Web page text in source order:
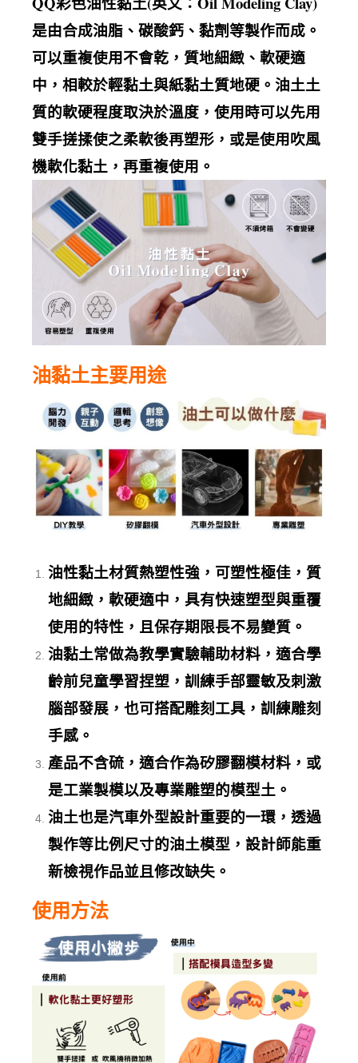
是由合成油脂、碳酸鈣、黏劑等製作而成。
可以重複使用不會乾，質地細緻、軟硬適
中，相較於輕黏土與紙黏土質地硬。油土土
質的軟硬程度取決於溫度，使用時可以先用
雙手搓揉使之柔軟後再塑形，或是使用吹風
機軟化黏土，再重複使用。
油黏土主要用途
油性黏土材質熱塑性強，可塑性極佳，質
地細緻，軟硬適中，具有快速塑型與重覆
使用的特性，且保存期限長不易變質。
油黏土常做為教學實驗輔助材料，適合學
齡前兒童學習捏塑，訓練手部靈敏及刺激
腦部發展，也可搭配雕刻工具，訓練雕刻
手感。
產品不含硫，適合作為矽膠翻模材料，或
是工業製模以及專業雕塑的模型土。
油土也是汽車外型設計重要的一環，透過
製作等比例尺寸的油土模型，設計師能重
新檢視作品並且修改缺失。
使用方法